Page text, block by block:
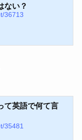
ない？
36713
て英語で何て言
35481